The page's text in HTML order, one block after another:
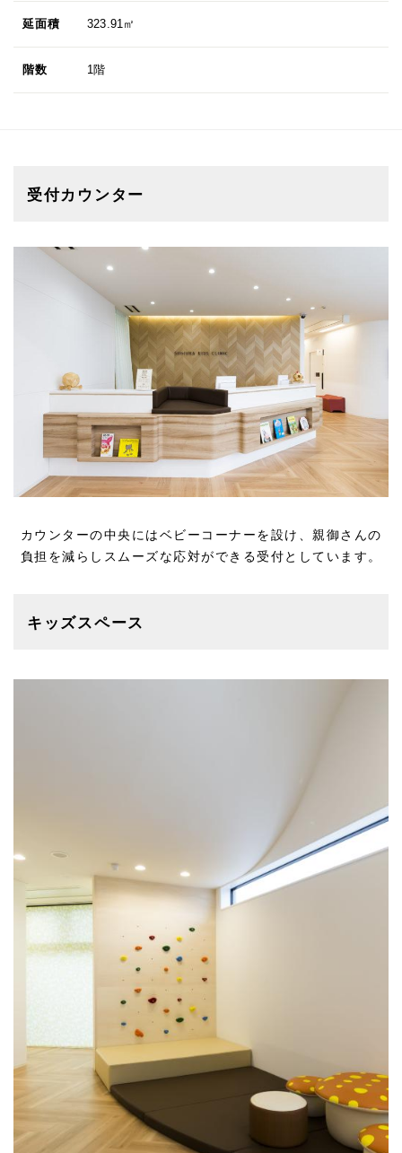
延面積 323.91㎡
階数 1階
受付カウンター
カウンターの中央にはベビーコーナーを設け、親御さんの
負担を減らしスムーズな応対ができる受付としています。
キッズスペース